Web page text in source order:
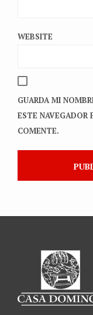
WEBSITE
GUARDA MI
ESTE NAVEGADOR
COMENTE.